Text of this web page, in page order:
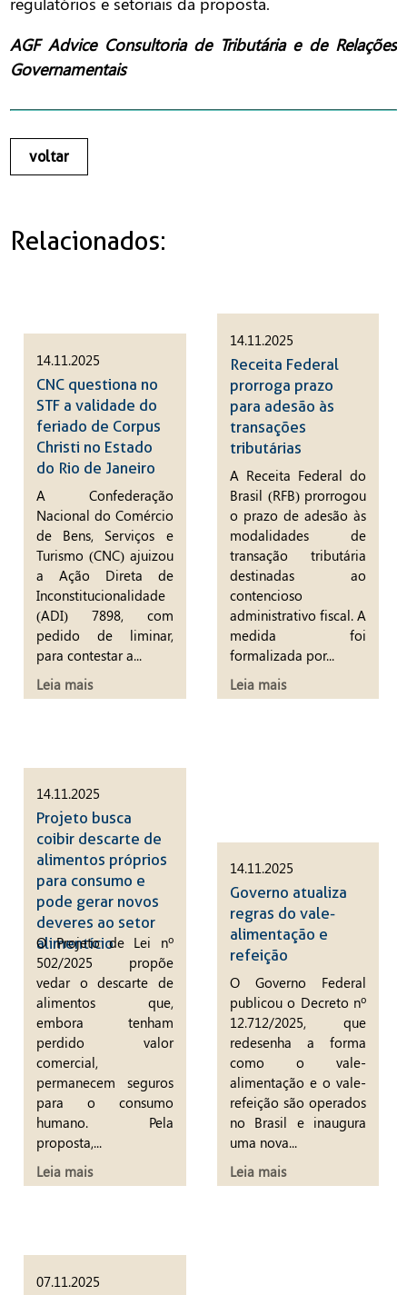
AGF Advice Consultoria de Tributária e de Relações
Governamentais
voltar
Relacionados:
14.11.2025
CNC questiona no
STF a validade do
feriado de Corpus
Christi no Estado
do Rio de Janeiro
A Confederação
Nacional do Comércio
de Bens, Serviços e
Turismo (CNC) ajuizou
a Ação Direta de
Inconstitucionalidade
(ADI) 7898, com
pedido de liminar,
para contestar a...
Leia mais
14.11.2025
Receita Federal
prorroga prazo
para adesão às
transações
tributárias
A Receita Federal do
Brasil (RFB) prorrogou
o prazo de adesão às
modalidades de
transação tributária
destinadas ao
contencioso
administrativo fiscal. A
medida foi
formalizada por...
Leia mais
14.11.2025
Projeto busca
coibir descarte de
alimentos próprios
para consumo e
pode gerar novos
deveres ao setor
alimentício
O Projeto de Lei nº
502/2025 propõe
vedar o descarte de
alimentos que,
embora tenham
perdido valor
comercial,
permanecem seguros
para o consumo
humano. Pela
proposta,...
Leia mais
14.11.2025
Governo atualiza
regras do vale-
alimentação e
refeição
O Governo Federal
publicou o Decreto nº
12.712/2025, que
redesenha a forma
como o vale-
alimentação e o vale-
refeição são operados
no Brasil e inaugura
uma nova...
Leia mais
07.11.2025